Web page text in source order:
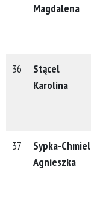
Magdalena
36
Stącel
Karolina
37
Sypka-Chmiel
Agnieszka